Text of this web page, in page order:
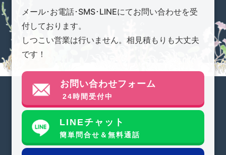
メール･お電話･SMS･LINEにてお問い合わせを受
付しております。
しつこい営業は行いません。相見積もりも大丈夫
です！
お問い合わせフォーム
24時間受付中
LINEチャット
簡単問合せ＆無料通話